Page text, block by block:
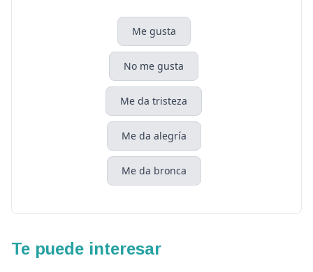
Me gusta
No me gusta
Me da tristeza
Me da alegría
Me da bronca
Te puede interesar